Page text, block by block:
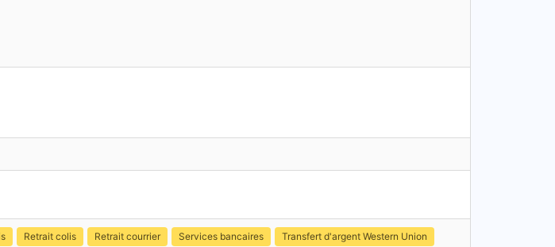
Retrait colis Retrait courrier Services bancaires
Transfert d'argent Western Union